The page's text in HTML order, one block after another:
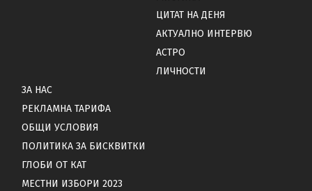
ЦИТАТ НА ДЕНЯ
АКТУАЛНО ИНТЕРВЮ
АСТРО
ЛИЧНОСТИ
ЗА НАС
РЕКЛАМНА ТАРИФА
ОБЩИ УСЛОВИЯ
ПОЛИТИКА ЗА БИСКВИТКИ
ГЛОБИ ОТ КАТ
МЕСТНИ ИЗБОРИ 2023